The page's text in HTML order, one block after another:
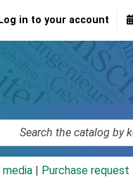
Log in to your account
media Purchase request |